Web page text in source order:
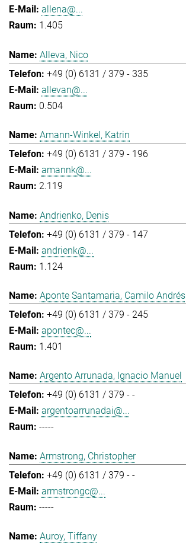
allena@...
1.405
Alleva, Nico
+49 (0) 6131 / 379 - 335
allevan@...
0.504
Amann-Winkel, Katrin
+49 (0) 6131 / 379 - 196
amannk@...
2.119
Andrienko, Denis
+49 (0) 6131 / 379 - 147
andrienk@...
1.124
Aponte Santamaria, Camilo Andrés
+49 (0) 6131 / 379 - 245
apontec@...
1.401
Argento Arrunada, Ignacio Manuel
+49 (0) 6131 / 379 - -
argentoarrunadai@...
-----
Armstrong, Christopher
+49 (0) 6131 / 379 - -
armstrongc@...
-----
Auroy, Tiffany